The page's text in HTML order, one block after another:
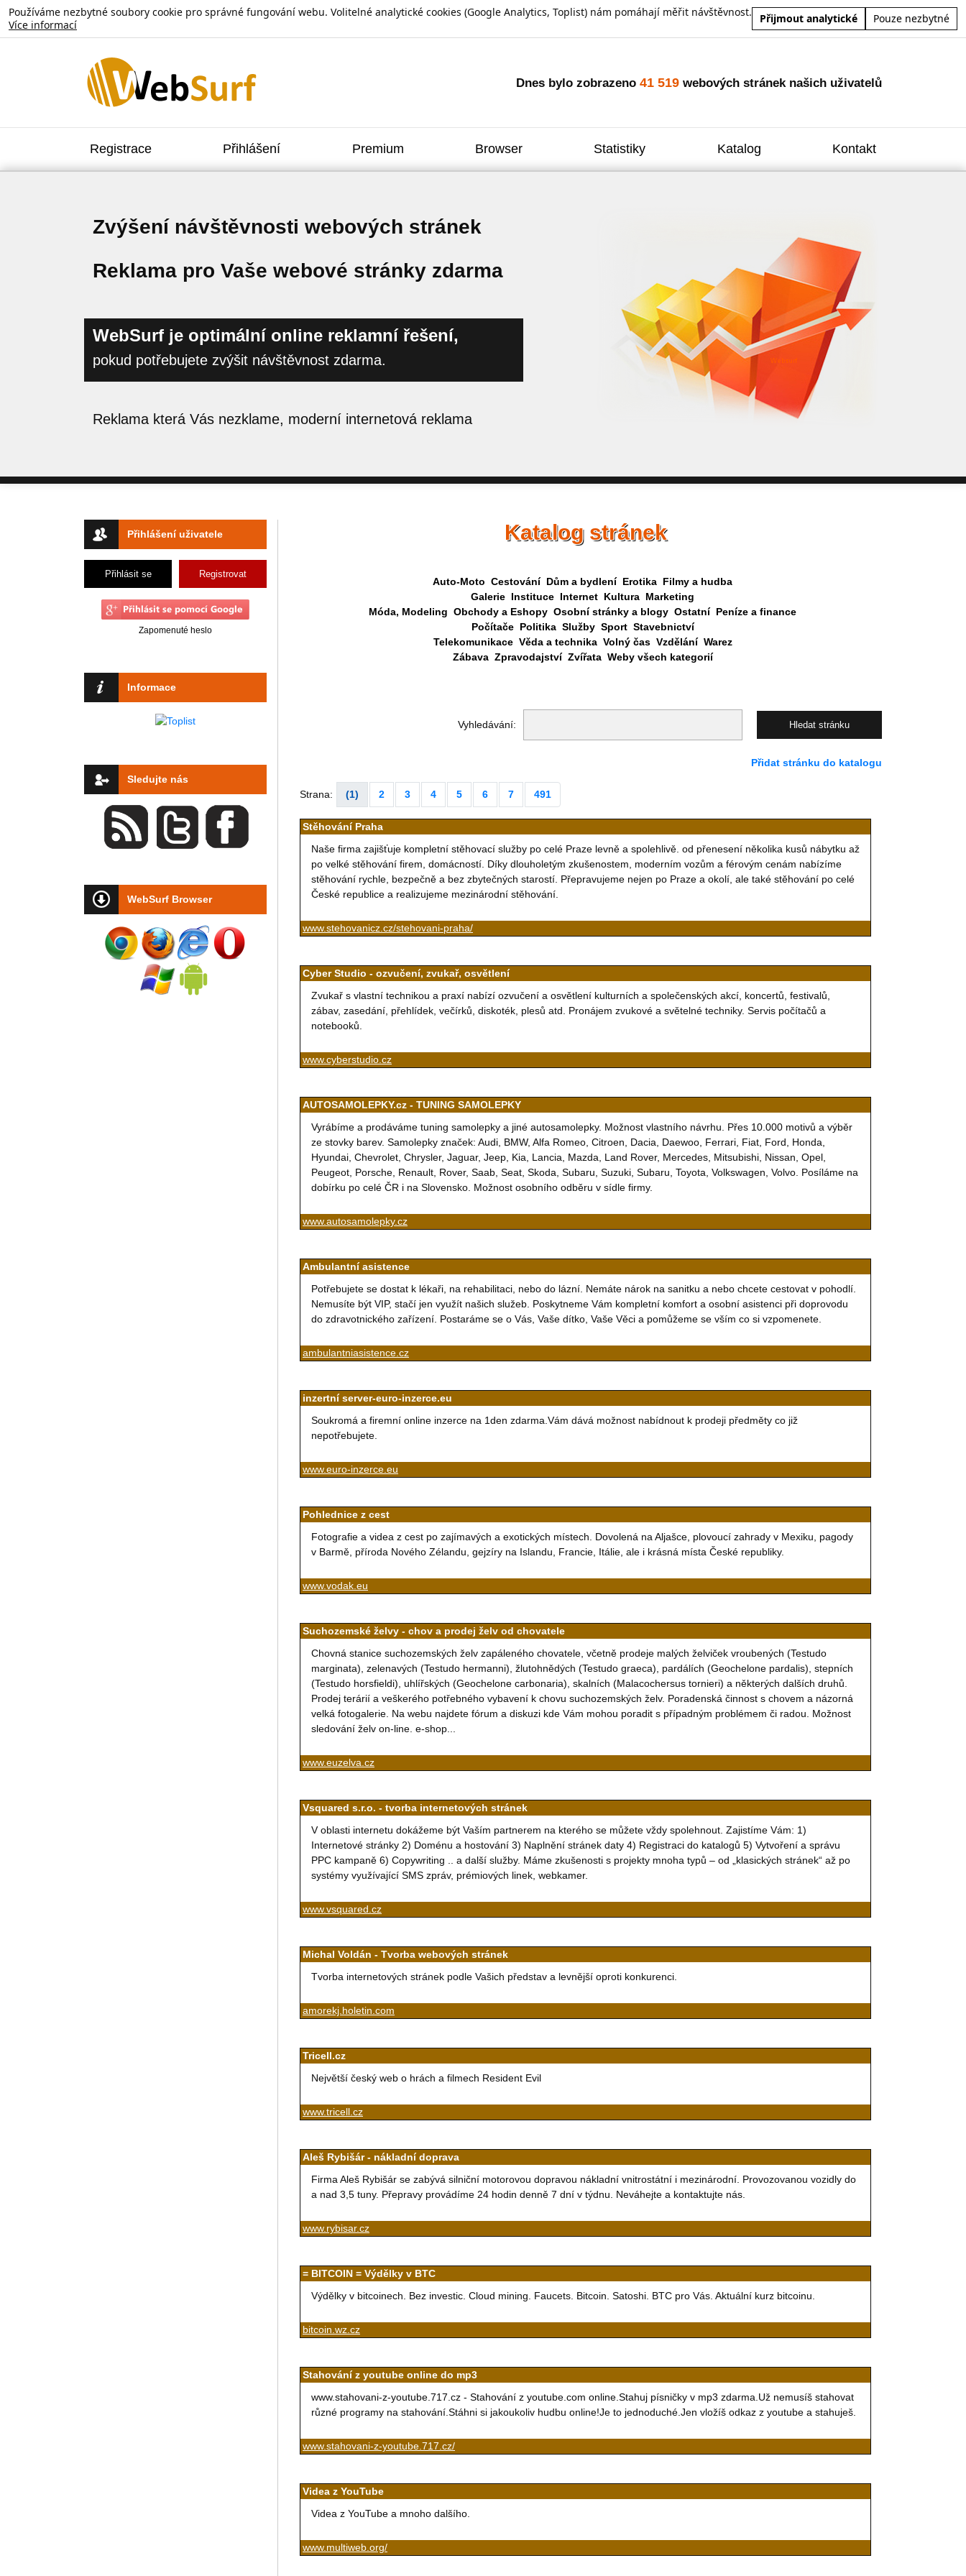
Používáme nezbytné soubory cookie pro správné fungování webu. Volitelné analytické cookies (Google Analytics, Toplist) nám pomáhají měřit návštěvnost.
Více informací
Přijmout analytické Pouze nezbytné
Dnes bylo zobrazeno 41 519 webových stránek našich uživatelů
Registrace Přihlášení Premium Browser Statistiky Katalog Kontakt
Zvýšení návštěvnosti webových stránek
Reklama pro Vaše webové stránky zdarma
WebSurf je optimální online reklamní řešení,
pokud potřebujete zvýšit návštěvnost zdarma.
Reklama která Vás nezklame, moderní internetová reklama
Přihlášení uživatele
Přihlásit se Registrovat
Zapomenuté heslo
Informace
Sledujte nás
WebSurf Browser
Katalog stránek
Auto-Moto Cestování Dům a bydlení Erotika Filmy a hudba
Galerie Instituce Internet Kultura Marketing
Móda, Modeling Obchody a Eshopy Osobní stránky a blogy Ostatní Peníze a finance
Počítače Politika Služby Sport Stavebnictví
Telekomunikace Věda a technika Volný čas Vzdělání Warez
Zábava Zpravodajství Zvířata Weby všech kategorií
Vyhledávání:
Přidat stránku do katalogu
Strana: (1) 2 3 4 5 6 7 491
Stěhování Praha
Naše firma zajišťuje kompletní stěhovací služby po celé Praze levně a spolehlivě. od přenesení několika kusů nábytku až
po velké stěhování firem, domácností. Díky dlouholetým zkušenostem, moderním vozům a férovým cenám nabízíme
stěhování rychle, bezpečně a bez zbytečných starostí. Přepravujeme nejen po Praze a okolí, ale také stěhování po celé
České republice a realizujeme mezinárodní stěhování.
www.stehovanicz.cz/stehovani-praha/
Cyber Studio - ozvučení, zvukař, osvětlení
Zvukař s vlastní technikou a praxí nabízí ozvučení a osvětlení kulturních a společenských akcí, koncertů, festivalů,
zábav, zasedání, přehlídek, večírků, diskoték, plesů atd. Pronájem zvukové a světelné techniky. Servis počítačů a
notebooků.
www.cyberstudio.cz
AUTOSAMOLEPKY.cz - TUNING SAMOLEPKY
Vyrábíme a prodáváme tuning samolepky a jiné autosamolepky. Možnost vlastního návrhu. Přes 10.000 motivů a výběr
ze stovky barev. Samolepky značek: Audi, BMW, Alfa Romeo, Citroen, Dacia, Daewoo, Ferrari, Fiat, Ford, Honda,
Hyundai, Chevrolet, Chrysler, Jaguar, Jeep, Kia, Lancia, Mazda, Land Rover, Mercedes, Mitsubishi, Nissan, Opel,
Peugeot, Porsche, Renault, Rover, Saab, Seat, Skoda, Subaru, Suzuki, Subaru, Toyota, Volkswagen, Volvo. Posíláme na
dobírku po celé ČR i na Slovensko. Možnost osobního odběru v sídle firmy.
www.autosamolepky.cz
Ambulantní asistence
Potřebujete se dostat k lékaři, na rehabilitaci, nebo do lázní. Nemáte nárok na sanitku a nebo chcete cestovat v pohodlí.
Nemusíte být VIP, stačí jen využít našich služeb. Poskytneme Vám kompletní komfort a osobní asistenci při doprovodu
do zdravotnického zařízení. Postaráme se o Vás, Vaše dítko, Vaše Věci a pomůžeme se vším co si vzpomenete.
ambulantniasistence.cz
inzertní server-euro-inzerce.eu
Soukromá a firemní online inzerce na 1den zdarma.Vám dává možnost nabídnout k prodeji předměty co již
nepotřebujete.
www.euro-inzerce.eu
Pohlednice z cest
Fotografie a videa z cest po zajímavých a exotických místech. Dovolená na Aljašce, plovoucí zahrady v Mexiku, pagody
v Barmě, příroda Nového Zélandu, gejzíry na Islandu, Francie, Itálie, ale i krásná místa České republiky.
www.vodak.eu
Suchozemské želvy - chov a prodej želv od chovatele
Chovná stanice suchozemských želv zapáleného chovatele, včetně prodeje malých želviček vroubených (Testudo
marginata), zelenavých (Testudo hermanni), žlutohnědých (Testudo graeca), pardálích (Geochelone pardalis), stepních
(Testudo horsfieldi), uhlířských (Geochelone carbonaria), skalních (Malacochersus tornieri) a některých dalších druhů.
Prodej terárií a veškerého potřebného vybavení k chovu suchozemských želv. Poradenská činnost s chovem a názorná
velká fotogalerie. Na webu najdete fórum a diskuzi kde Vám mohou poradit s případným problémem či radou. Možnost
sledování želv on-line. e-shop...
www.euzelva.cz
Vsquared s.r.o. - tvorba internetových stránek
V oblasti internetu dokážeme být Vaším partnerem na kterého se můžete vždy spolehnout. Zajistíme Vám: 1)
Internetové stránky 2) Doménu a hostování 3) Naplnění stránek daty 4) Registraci do katalogů 5) Vytvoření a správu
PPC kampaně 6) Copywriting .. a další služby. Máme zkušenosti s projekty mnoha typů – od „klasických stránek“ až po
systémy využívající SMS zpráv, prémiových linek, webkamer.
www.vsquared.cz
Michal Voldán - Tvorba webových stránek
Tvorba internetových stránek podle Vašich představ a levnější oproti konkurenci.
amorekj.holetin.com
Tricell.cz
Největší český web o hrách a filmech Resident Evil
www.tricell.cz
Aleš Rybišár - nákladní doprava
Firma Aleš Rybišár se zabývá silniční motorovou dopravou nákladní vnitrostátní i mezinárodní. Provozovanou vozidly do
a nad 3,5 tuny. Přepravy provádíme 24 hodin denně 7 dní v týdnu. Neváhejte a kontaktujte nás.
www.rybisar.cz
= BITCOIN = Výdělky v BTC
Výdělky v bitcoinech. Bez investic. Cloud mining. Faucets. Bitcoin. Satoshi. BTC pro Vás. Aktuální kurz bitcoinu.
bitcoin.wz.cz
Stahování z youtube online do mp3
www.stahovani-z-youtube.717.cz - Stahování z youtube.com online.Stahuj písničky v mp3 zdarma.Už nemusíš stahovat
různé programy na stahování.Stáhni si jakoukoliv hudbu online!Je to jednoduché.Jen vložíš odkaz z youtube a stahuješ.
www.stahovani-z-youtube.717.cz/
Videa z YouTube
Videa z YouTube a mnoho dalšího.
www.multiweb.org/